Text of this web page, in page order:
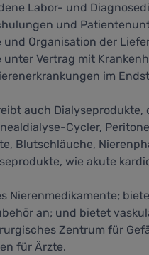
Labor- und
und
Organisation der
Vertrag mit
im
auch Dialyseprodukte,
Cycler,
Blutschläuche,
wie akute
an; und bietet
Zentrum für
für Ärzte.